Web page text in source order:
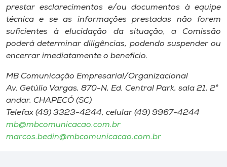
prestar esclarecimentos e/ou documentos à equipe
técnica e se as informações prestadas não forem
suficientes à elucidação da situação, a Comissão
poderá determinar diligências, podendo suspender ou
encerrar imediatamente o benefício.
MB Comunicação Empresarial/Organizacional
Av. Getúlio Vargas, 870-N, Ed. Central Park, sala 21, 2°
andar, CHAPECÓ (SC)
Telefax (49) 3323-4244, celular (49) 9967-4244
mb@mbcomunicacao.com.br
marcos.bedin@mbcomunicacao.com.br